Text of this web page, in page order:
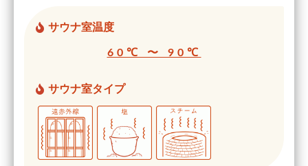
サウナ室温度
60℃ 〜 90℃
サウナ室タイプ